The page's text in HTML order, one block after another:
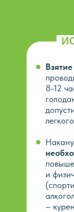
8-12
и
–